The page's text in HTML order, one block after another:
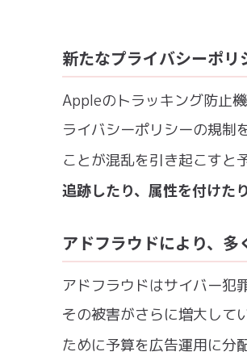
新たなプライバシーポ
Appleのトラッキング防止
ライバシーポリシーの規制
ことが混乱を引き起こすと
追跡したり、属性を付けた
アドフラウドにより、多
アドフラウドはサイバー犯
その被害がさらに増大して
ために予算を広告運用に分